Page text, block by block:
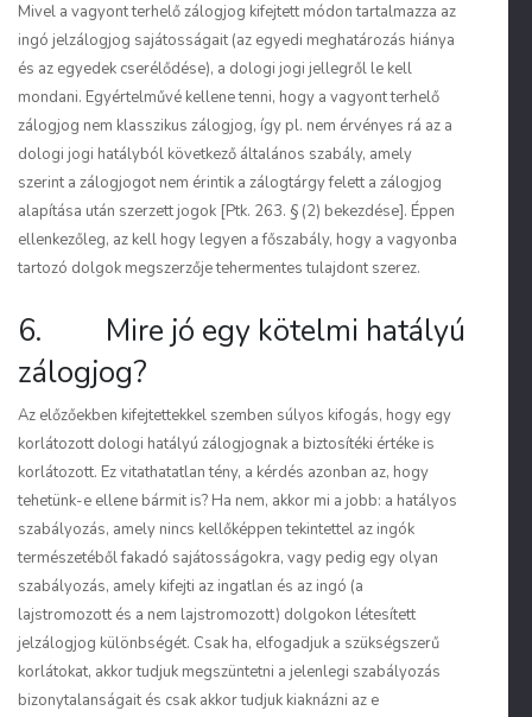
Mivel a vagyont terhelő zálogjog kifejtett módon tartalmazza az
ingó jelzálogjog sajátosságait (az egyedi meghatározás hiánya
és az egyedek cserélődése), a dologi jogi jellegről le kell
mondani. Egyértelművé kellene tenni, hogy a vagyont terhelő
zálogjog nem klasszikus zálogjog, így pl. nem érvényes rá az a
dologi jogi hatályból következő általános szabály, amely
szerint a zálogjogot nem érintik a zálogtárgy felett a zálogjog
alapítása után szerzett jogok [Ptk. 263. § (2) bekezdése]. Éppen
ellenkezőleg, az kell hogy legyen a főszabály, hogy a vagyonba
tartozó dolgok megszerzője tehermentes tulajdont szerez.
6. Mire jó egy kötelmi hatályú
zálogjog?
Az előzőekben kifejtettekkel szemben súlyos kifogás, hogy egy
korlátozott dologi hatályú zálogjognak a biztosítéki értéke is
korlátozott. Ez vitathatatlan tény, a kérdés azonban az, hogy
tehetünk-e ellene bármit is? Ha nem, akkor mi a jobb: a hatályos
szabályozás, amely nincs kellőképpen tekintettel az ingók
természetéből fakadó sajátosságokra, vagy pedig egy olyan
szabályozás, amely kifejti az ingatlan és az ingó (a
lajstromozott és a nem lajstromozott) dolgokon létesített
jelzálogjog különbségét. Csak ha, elfogadjuk a szükségszerű
korlátokat, akkor tudjuk megszüntetni a jelenlegi szabályozás
bizonytalanságait és csak akkor tudjuk kiaknázni az e